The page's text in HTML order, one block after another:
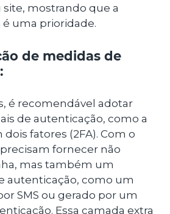
mostrando que a
uma prioridade.
de medidas de
é recomendável adotar
de autenticação, como a
fatores (2FA). Com o
precisam fornecer não
mas também um
autenticação, como um
SMS ou gerado por um
Essa camada extra